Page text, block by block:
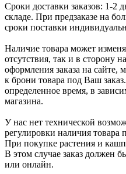
Сроки доставки заказов: 1-2
складе. При предзаказе на
сроки поставки
Наличие товара может
отсутствия, так и в сторону
оформления заказа на сайте,
к брони товара под Ваш
определенное время, в
магазина.
У нас нет технической
регулировки наличия
При покупке растения и
В этом случае заказ должен
или онлайн.